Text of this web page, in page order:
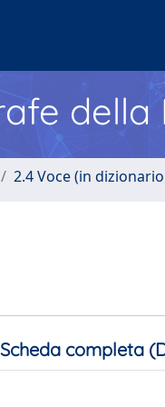
della
2.4 Voce (in
Scheda completa